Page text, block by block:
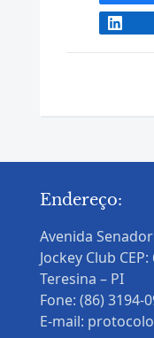
Endereço:
Avenida
Jockey Club
Teresina – PI
Fone: (86) 3194-
E-mail: